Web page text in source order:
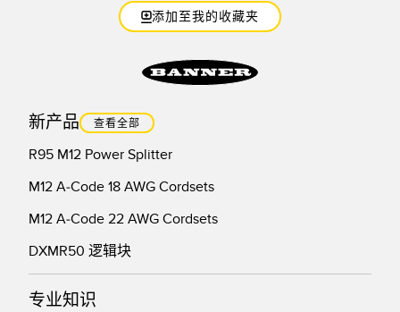
添加至我的收藏夹
新产品 查看全部
R95 M12 Power Splitter
M12 A-Code 18 AWG Cordsets
M12 A-Code 22 AWG Cordsets
DXMR50 逻辑块
专业知识